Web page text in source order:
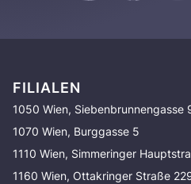
FILIALEN
1050 Wien, Siebenbrunnengasse
1070 Wien, Burggasse 5
1110 Wien, Simmeringer
1160 Wien, Ottakringer Straße